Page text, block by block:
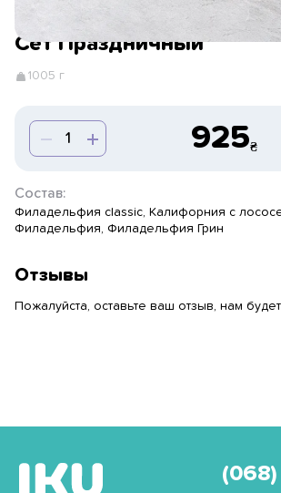
Сет Праздничный
1005 г
925
Состав:
Филадельфия classic, Калифорния с
Филадельфия, Филадельфия Грин
Отзывы
Пожалуйста, оставьте ваш отзыв, нам